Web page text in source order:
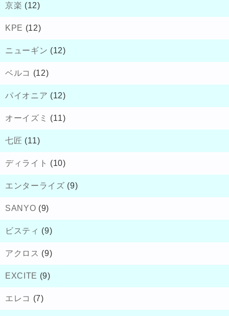
京楽 (12)
KPE (12)
ニューギン (12)
ベルコ (12)
パイオニア (12)
オーイズミ (11)
七匠 (11)
ディライト (10)
エンターライズ (9)
SANYO (9)
ビスティ (9)
アクロス (9)
EXCITE (9)
エレコ (7)